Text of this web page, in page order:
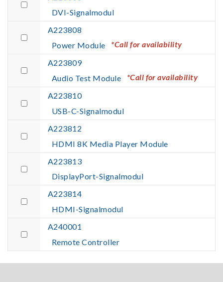
DVI-Signalmodul
A223808
Power Module
*Call for availability
A223809
Audio Test Module
*Call for availability
A223810
USB-C-Signalmodul
A223812
HDMI 8K Media Player Module
A223813
DisplayPort-Signalmodul
A223814
HDMI-Signalmodul
A240001
Remote Controller